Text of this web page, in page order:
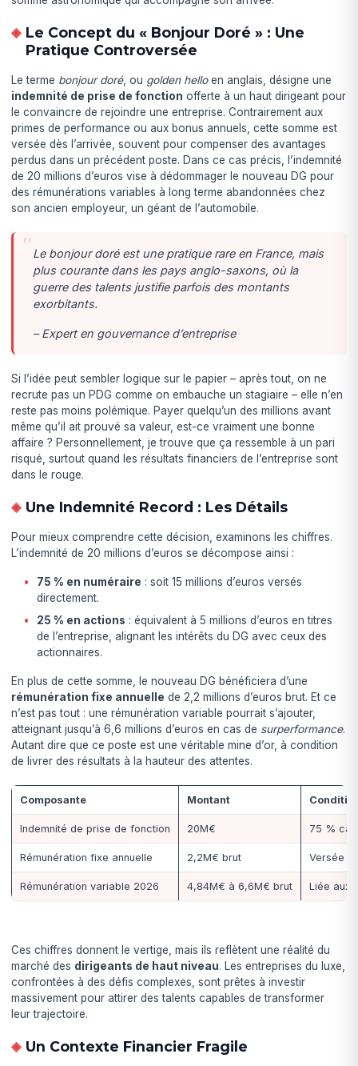
Le Concept du « Bonjour Doré » : Une
Pratique Controversée
Le terme bonjour doré, ou golden helloen anglais, désigne une
indemnité de prise de fonction offerte à un haut dirigeant pour
le convaincre de rejoindre une entreprise. Contrairement aux
primes de performance ou aux bonus annuels, cette somme est
versée dès l’arrivée, souvent pour compenser des avantages
perdus dans un précédent poste. Dans ce cas précis, l’indemnité
de 20 millions d’euros vise à dédommager le nouveau DG pour
des rémunérations variables à long terme abandonnées chez
son ancien employeur, un géant de l’automobile.
Le bonjour doré est une pratique rare en France, mais
plus courante dans les pays anglo-saxons, où la
guerre des talents justifie parfois des montants
exorbitants.
– Expert en gouvernance d’entreprise
Si l’idée peut sembler logique sur le papier – après tout, on ne
recrute pas un PDG comme on embauche un stagiaire – elle n’en
reste pas moins polémique. Payer quelqu’un des millions avant
même qu’il ait prouvé sa valeur, est-ce vraiment une bonne
affaire ? Personnellement, je trouve que ça ressemble à un pari
risqué, surtout quand les résultats financiers de l’entreprise sont
dans le rouge.
Une Indemnité Record : Les Détails
Pour mieux comprendre cette décision, examinons les chiffres.
L’indemnité de 20 millions d’euros se décompose ainsi :
75 % en numéraire : soit 15 millions d’euros versés
directement.
25 % en actions : équivalent à 5 millions d’euros en titres
de l’entreprise, alignant les intérêts du DG avec ceux des
actionnaires.
En plus de cette somme, le nouveau DG bénéficiera d’une
rémunération fixe annuelle de 2,2 millions d’euros brut. Et ce
n’est pas tout : une rémunération variable pourrait s’ajouter,
atteignant jusqu’à 6,6 millions d’euros en cas de surperformance.
Autant dire que ce poste est une véritable mine d’or, à condition
de livrer des résultats à la hauteur des attentes.
Composante Montant
Indemnité de prise de fonction 20M€ 75 %
Rémunération fixe annuelle 2,2M€ brut Versée
Rémunération variable 2026 4,84M€ à 6,6M€ brut Liée aux
Ces chiffres donnent le vertige, mais ils reflètent une réalité du
marché des dirigeants de haut niveau. Les entreprises du luxe,
confrontées à des défis complexes, sont prêtes à investir
massivement pour attirer des talents capables de transformer
leur trajectoire.
Un Contexte Financier Fragile